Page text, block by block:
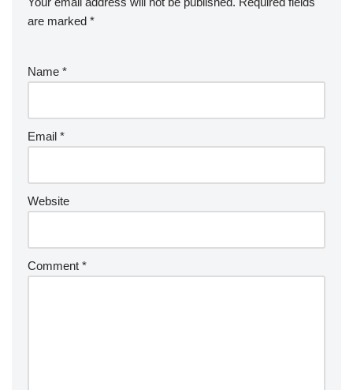
are marked *
Name *
Email *
Website
Comment *